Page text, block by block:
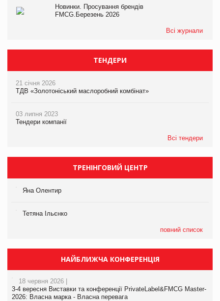
Новинки. Просування брендів
FMCG.Березень 2026
Всі журнали
ТЕНДЕРИ
21 січня 2026
ТДВ «Золотоніський маслоробний комбінат»
03 липня 2023
Тендери компанії
Всі тендери
ТРЕНІНГОВИЙ ЦЕНТР
Яна Олентир
Тетяна Ільєнко
повний список
НАЙБЛИЖЧА КОНФЕРЕНЦІЯ
18 червня 2026 |
3-4 вересня Виставки та конференції PrivateLabel&FMCG Master-
2026: Власна марка - Власна перевага